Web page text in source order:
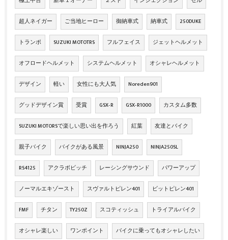
超人ネイガー ご当地ヒーロー 御納車式 納車式 250DUKE
トランポ SUZUKI MOTOTRS フルフェイス ジェットヘルメット
オフロードヘルメット システムヘルメット オシャレヘルメット
デザイン 軽い 女性にも大人気 Noreden901
グッドデザイン賞 受賞 GSX‐R GSX‐R1000 カスタム多数
SUZUKI MOTORSで楽しい思い出を作ろう 紅葉 友達とバイク
親子バイク バイクがある風景 NINJA250 NINJA250SL
RS4125 アクラボビッチ レーシングサウンド パワーアップ
ノーマルエキゾースト スヴァルトピレン401 ビットピレン401
FMF チタン TY250Z スコティッシュ トライアルバイク
オシャレ楽しい ワンポイント バイクに乗ってもオシャレしたい